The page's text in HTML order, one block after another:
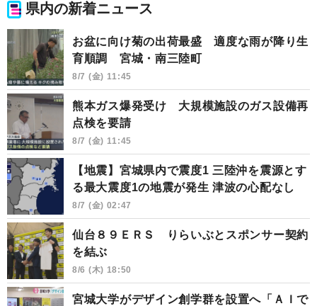
県内の新着ニュース
お盆に向け菊の出荷最盛 適度な雨が降り生
育順調 宮城・南三陸町
8/7 (金) 11:45
熊本ガス爆発受け 大規模施設のガス設備再
点検を要請
8/7 (金) 11:45
【地震】宮城県内で震度1 三陸沖を震源とす
る最大震度1の地震が発生 津波の心配なし
8/7 (金) 02:47
仙台８９ＥＲＳ りらいぶとスポンサー契約
を結ぶ
8/6 (木) 18:50
宮城大学がデザイン創学群を設置へ「ＡＩで